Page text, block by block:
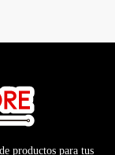
productos para tus